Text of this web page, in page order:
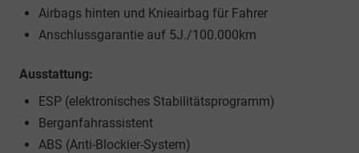
Airbags hinten und Knieairbag für Fahrer
Anschlussgarantie auf 5J./100.000km
Ausstattung:
ESP (elektronisches Stabilitätsprogramm)
Berganfahrassistent
ABS (Anti-Blockier-System)